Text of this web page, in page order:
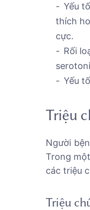
Yếu
thích
cực.
Rối
Yếu
Triệu
Người
Trong
các triệu
Triệu